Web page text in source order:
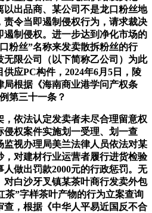
出品商、某公司不是龙口粉丝地
令当即遏制侵权行为，请求裁决
制侵权。进一步达到净化市场的
粉丝”名称来发卖散拆粉丝的行
无限公司（以下简称乙公司）为此
应PC构件，2024年6月5日，陵
局根据《海南商业港学问产权条
第三十一条？
依法认定发卖者未尽合理留意权
权案件实施划一受理、划一查
监视办理局美兰法律人员依法对某
对建材行业运营者履行进货检验
做出罚款2000元的行政惩罚。无
白沙牙叉镇某茶叶商行发卖外包
茶”字样茶叶产物的行为立案查询
查，根据《中华人平易近国反不合